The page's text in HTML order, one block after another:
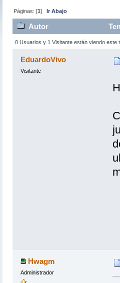
Páginas: [1]Ir Abajo
Autor
0 Usuarios y 1 Visitante están viendo este
EduardoVivo
Visitante
Hwagm
Administrador